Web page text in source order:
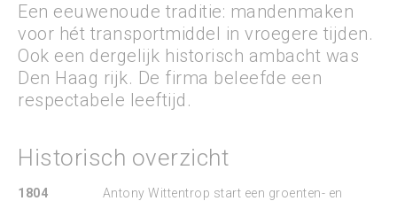
Een eeuwenoude traditie: mandenmaken
voor hét transportmiddel in vroegere tijden.
Ook een dergelijk historisch ambacht was
Den Haag rijk. De firma beleefde een
respectabele leeftijd.
Historisch overzicht
1804
Antony Wittentrop start een groenten- en